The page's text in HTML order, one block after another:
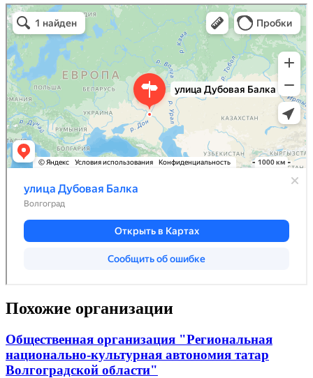
Похожие организации
Общественная организация "Региональная
национально-культурная автономия татар
Волгоградской области"